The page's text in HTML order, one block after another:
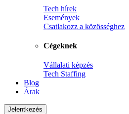
Tech hírek
Események
Csatlakozz a közösséghez
Cégeknek
Vállalati képzés
Tech Staffing
Blog
Árak
Jelentkezés